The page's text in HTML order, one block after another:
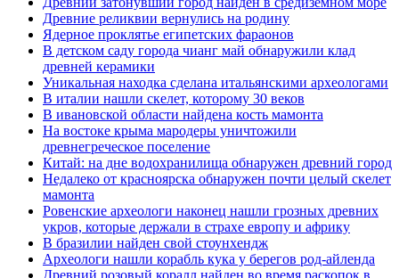
Древние реликвии вернулись на родину
Ядерное проклятье египетских фараонов
В детском саду города чианг май обнаружили клад
древней керамики
Уникальная находка сделана итальянскими археологами
В италии нашли скелет, которому 30 веков
В ивановской области найдена кость мамонта
На востоке крыма мародеры уничтожили
древнегреческое поселение
Китай: на дне водохранилища обнаружен древний город
Недалеко от красноярска обнаружен почти целый скелет
мамонта
Ровенские археологи наконец нашли грозных древних
укров, которые держали в страхе европу и африку
В бразилии найден свой стоунхендж
Археологи нашли корабль кука у берегов род-айленда
Древний розовый коралл найден во время раскопок в